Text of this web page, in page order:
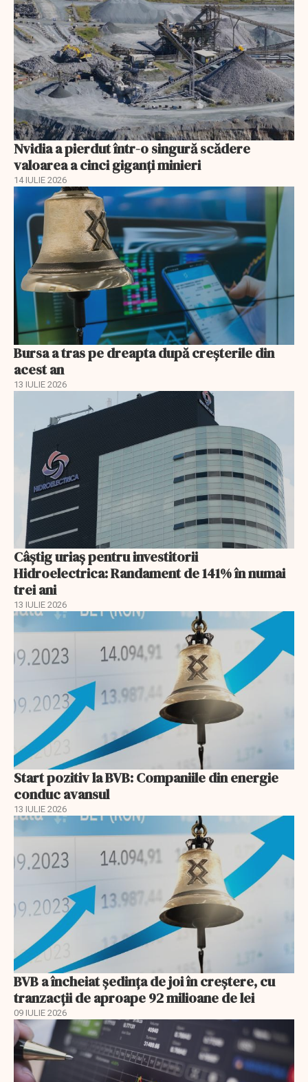
Nvidia a pierdut într-o singură scădere
valoarea a cinci giganți minieri
14 IULIE 2026
Bursa a tras pe dreapta după creșterile din
acest an
13 IULIE 2026
Câștig uriaș pentru investitorii
Hidroelectrica: Randament de 141% în numai
trei ani
13 IULIE 2026
Start pozitiv la BVB: Companiile din energie
conduc avansul
13 IULIE 2026
BVB a încheiat ședința de joi în creștere, cu
tranzacții de aproape 92 milioane de lei
09 IULIE 2026